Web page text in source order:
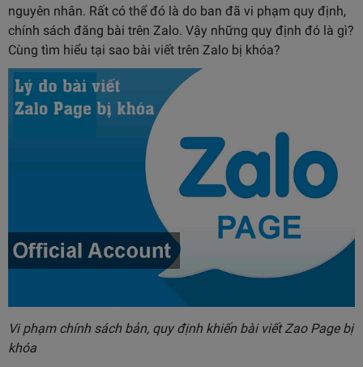
nguyên nhân. Rất có thể đó là do ban đã vi phạm quy định,
chính sách đăng bài trên Zalo. Vậy những quy định đó là gì?
Cùng tìm hiểu tại sao bài viết trên Zalo bị khóa?
Vi phạm chính sách bản, quy định khiến bài viết Zao Page bị
khóa